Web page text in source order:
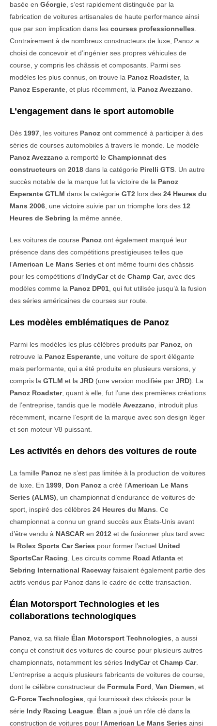
basée en Géorgie, s’est rapidement distinguée par la
fabrication de voitures artisanales de haute performance ainsi
que par son implication dans les courses professionnelles.
Contrairement à de nombreux constructeurs de luxe, Panoz a
choisi de concevoir et d’ingénier ses propres véhicules de
course, y compris les châssis et composants. Parmi ses
modèles les plus connus, on trouve la Panoz Roadster, la
Panoz Esperante, et plus récemment, la Panoz Avezzano.
L’engagement dans le sport automobile
Dès 1997, les voitures Panoz ont commencé à participer à des
séries de courses automobiles à travers le monde. Le modèle
Panoz Avezzano a remporté le Championnat des
constructeurs en 2018 dans la catégorie Pirelli GTS. Un autre
succès notable de la marque fut la victoire de la Panoz
Esperante GTLM dans la catégorie GT2 lors des 24 Heures du
Mans 2006, une victoire suivie par un triomphe lors des 12
Heures de Sebring la même année.
Les voitures de course Panoz ont également marqué leur
présence dans des compétitions prestigieuses telles que
l’American Le Mans Series et ont même fourni des châssis
pour les compétitions d’IndyCaret de Champ Car, avec des
modèles comme la Panoz DP01, qui fut utilisée jusqu’à la fusion
des séries américaines de courses sur route.
Les modèles emblématiques de Panoz
Parmi les modèles les plus célèbres produits par Panoz, on
retrouve la Panoz Esperante, une voiture de sport élégante
mais performante, qui a été produite en plusieurs versions, y
compris la GTLM et la JRD (une version modifiée par JRD). La
Panoz Roadster, quant à elle, fut l’une des premières créations
de l’entreprise, tandis que le modèle Avezzano, introduit plus
récemment, incarne l’esprit de la marque avec son design léger
et son moteur V8 puissant.
Les activités en dehors des voitures de route
La famille Panoz ne s’est pas limitée à la production de voitures
de luxe. En 1999, Don Panoz a créé l’American Le Mans
Series (ALMS), un championnat d’endurance de voitures de
sport, inspiré des célèbres 24 Heures du Mans. Ce
championnat a connu un grand succès aux États-Unis avant
d’être vendu à NASCAR en 2012 et de fusionner plus tard avec
la Rolex Sports Car Series pour former l’actuel United
SportsCar Racing. Les circuits comme Road Atlanta et
Sebring International Raceway faisaient également partie des
actifs vendus par Panoz dans le cadre de cette transaction.
Élan Motorsport Technologies et les
collaborations technologiques
Panoz, via sa filiale Élan Motorsport Technologies, a aussi
conçu et construit des voitures de course pour plusieurs autres
championnats, notamment les séries IndyCaret Champ Car.
L’entreprise a acquis plusieurs fabricants de voitures de course,
dont le célèbre constructeur de Formula Ford, Van Diemen, et
G-Force Technologies, qui fournissait des châssis pour la
série Indy Racing League. Élan a joué un rôle clé dans la
construction de voitures pour l’American Le Mans Series ainsi